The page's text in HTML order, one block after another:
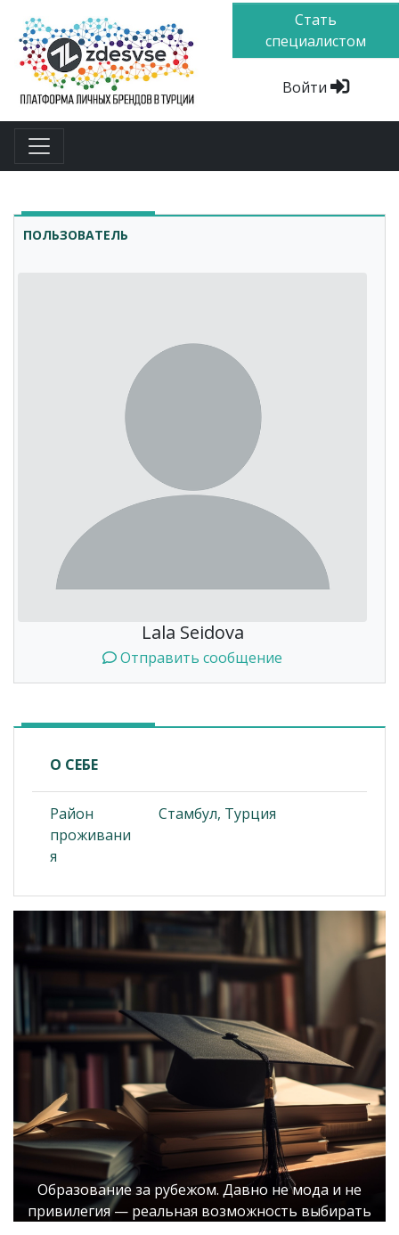
Стать
специалистом
Войти
ПОЛЬЗОВАТЕЛЬ
Lala Seidova
Отправить сообщение
О СЕБЕ
Район
проживани
я
Стамбул, Турция
Образование за рубежом. Давно не мода и не
привилегия — реальная возможность выбирать